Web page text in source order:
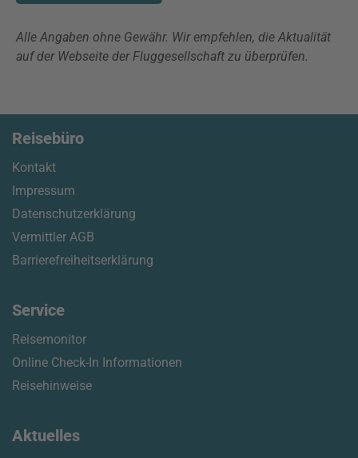
Alle Angaben ohne Gewähr. Wir empfehlen, die Aktualität
auf der Webseite der Fluggesellschaft zu überprüfen.
Reisebüro
Kontakt
Impressum
Datenschutzerklärung
Vermittler AGB
Barrierefreiheitserklärung
Service
Reisemonitor
Online Check-In Informationen
Reisehinweise
Aktuelles